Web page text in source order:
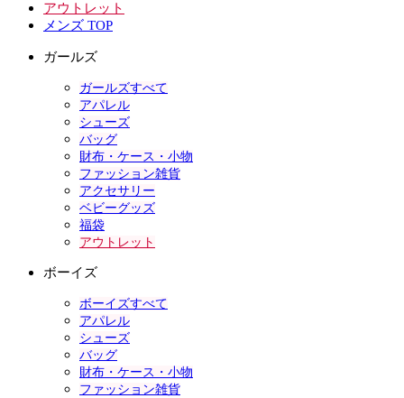
アウトレット
メンズ TOP
ガールズ
ガールズすべて
アパレル
シューズ
バッグ
財布・ケース・小物
ファッション雑貨
アクセサリー
ベビーグッズ
福袋
アウトレット
ボーイズ
ボーイズすべて
アパレル
シューズ
バッグ
財布・ケース・小物
ファッション雑貨